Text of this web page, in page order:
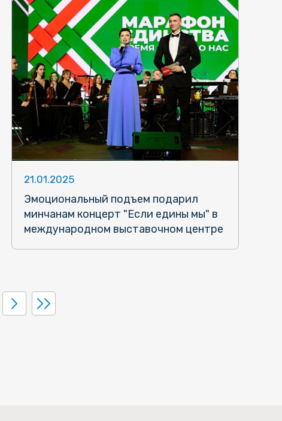
21.01.2025
Эмоциональный подъем подарил
минчанам концерт "Если едины мы" в
международном выставочном центре